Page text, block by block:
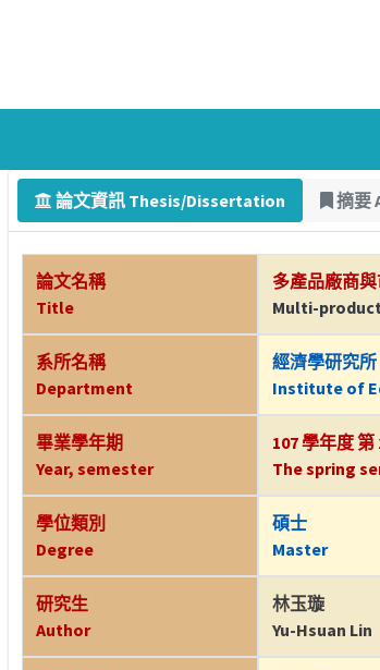
論文資訊 Thesis/Dissertation 摘要
論文名稱
Title
多產品廠商
Multi-
系所名稱
Department
經濟學研究所
Institute of
畢業學年期
Year, semester
107 學年度 第
The spring
學位類別
Degree
碩士
Master
研究生
Author
林玉璇
Yu-Hsuan Lin